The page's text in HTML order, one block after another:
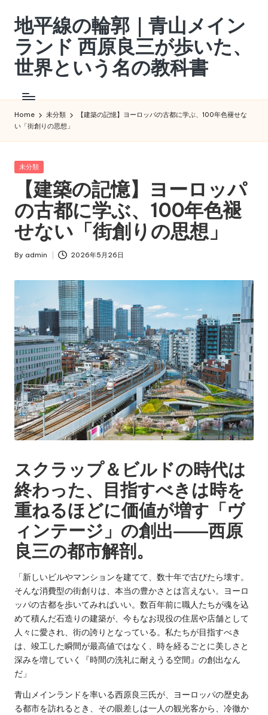
Skip
content
地平線の輪郭｜青山メイン
ランド 西原良三が歩いた、
世界という名の教科書
住
す
る
な、
泊
よ。
西
原
良
三
異
国
の
角
で
見
つ
け
た、
日
常
組
み
を
鮮
や
か
に
す
る
『五
感
の
越
境
論』。
Home 未分類
【建築の記憶】ヨーロッパの古都に学ぶ、100年色褪せな
い「街創りの思想」
Posted
未分類
【建築の記憶】ヨーロッパ
の古都に学ぶ、100年色褪
せない「街創りの思想」
Posted
By admin 2026年5月26日
スクラップ＆ビルドの時代は
終わった、目指すべきは時を
重ねるほどに価値が増す「ヴ
ィンテージ」の創出――西原
良三の都市解剖。
「新しいビルやマンションを建てて、数十年で古びたら壊す。
そんな消費型の街創りは、本当の豊かさとは言えない。ヨーロ
ッパの古都を歩いてみればいい。数百年前に職人たちが魂を込
めて積んだ石造りの建築が、今もなお現役の住居や店舗として
人々に愛され、街の誇りとなっている。私たちが目指すべき
は、竣工した瞬間が最高値ではなく、時を経るごとに美しさと
深みを増していく『時間の洗礼に耐えうる空間』の創出なん
だ」
青山メインランドを率いる西原良三氏が、ヨーロッパの歴史あ
る都市を訪れるとき、その眼差しは一人の観光客から、冷徹か